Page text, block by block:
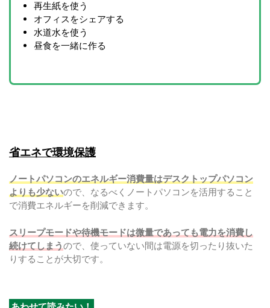
再生紙を使う
オフィスをシェアする
水道水を使う
昼食を一緒に作る
省エネで環境保護
ノートパソコンのエネルギー消費量はデスクトップパソコン
よりも少ないので、なるべくノートパソコンを活用すること
で消費エネルギーを削減できます。
スリープモードや待機モードは微量であっても電力を消費し
続けてしまうので、使っていない間は電源を切ったり抜いた
りすることが大切です。